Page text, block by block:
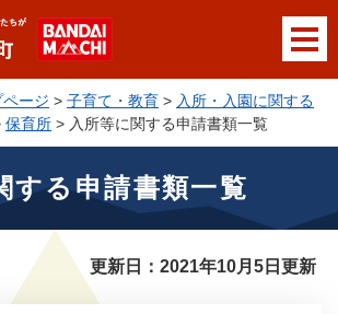
メニューを飛ばして本文へ
ページ > 子育て・教育 > 入所・入園に関する
保育所 > 入所等に関する申請書類一覧
する申請書類一覧
更新日：2021年10月5日更新